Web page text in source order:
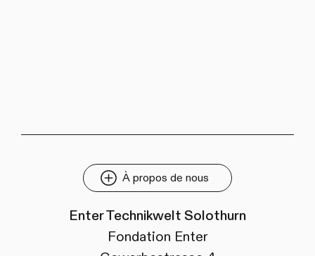
À propos de nous
Enter Technikwelt Solothurn
Fondation Enter